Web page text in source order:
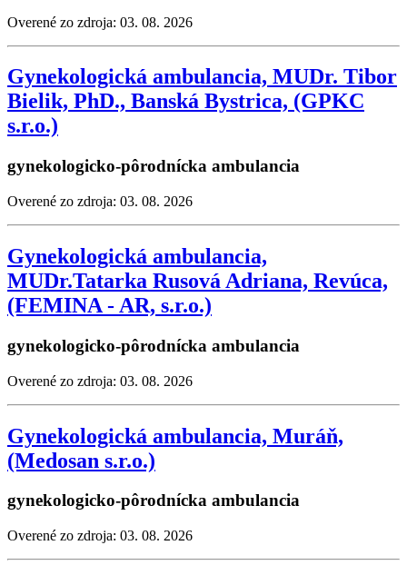
Overené zo zdroja: 03. 08. 2026
Gynekologická ambulancia, MUDr. Tibor
Bielik, PhD., Banská Bystrica, (GPKC
s.r.o.)
gynekologicko-pôrodnícka ambulancia
Overené zo zdroja: 03. 08. 2026
Gynekologická ambulancia,
MUDr.Tatarka Rusová Adriana, Revúca,
(FEMINA - AR, s.r.o.)
gynekologicko-pôrodnícka ambulancia
Overené zo zdroja: 03. 08. 2026
Gynekologická ambulancia, Muráň,
(Medosan s.r.o.)
gynekologicko-pôrodnícka ambulancia
Overené zo zdroja: 03. 08. 2026